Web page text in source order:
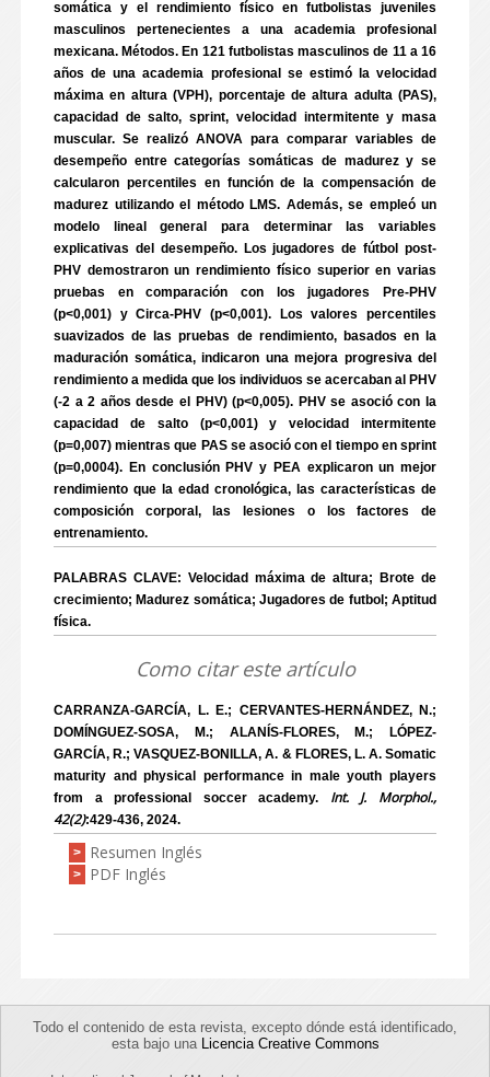
somática y el rendimiento físico en futbolistas juveniles
masculinos pertenecientes a una academia profesional
mexicana. Métodos. En 121 futbolistas masculinos de 11 a 16
años de una academia profesional se estimó la velocidad
máxima en altura (VPH), porcentaje de altura adulta (PAS),
capacidad de salto, sprint, velocidad intermitente y masa
muscular. Se realizó ANOVA para comparar variables de
desempeño entre categorías somáticas de madurez y se
calcularon percentiles en función de la compensación de
madurez utilizando el método LMS. Además, se empleó un
modelo lineal general para determinar las variables
explicativas del desempeño. Los jugadores de fútbol post-
PHV demostraron un rendimiento físico superior en varias
pruebas en comparación con los jugadores Pre-PHV
(p<0,001) y Circa-PHV (p<0,001). Los valores percentiles
suavizados de las pruebas de rendimiento, basados en la
maduración somática, indicaron una mejora progresiva del
rendimiento a medida que los individuos se acercaban al PHV
(-2 a 2 años desde el PHV) (p<0,005). PHV se asoció con la
capacidad de salto (p<0,001) y velocidad intermitente
(p=0,007) mientras que PAS se asoció con el tiempo en sprint
(p=0,0004). En conclusión PHV y PEA explicaron un mejor
rendimiento que la edad cronológica, las características de
composición corporal, las lesiones o los factores de
entrenamiento.
PALABRAS CLAVE: Velocidad máxima de altura; Brote de
crecimiento; Madurez somática; Jugadores de futbol; Aptitud
física.
Como citar este artículo
CARRANZA-GARCÍA, L. E.; CERVANTES-HERNÁNDEZ, N.;
DOMÍNGUEZ-SOSA, M.; ALANÍS-FLORES, M.; LÓPEZ-
GARCÍA, R.; VASQUEZ-BONILLA, A. & FLORES, L. A. Somatic
maturity and physical performance in male youth players
from a professional soccer academy. Int. J. Morphol.,
42(2):429-436, 2024.
> Resumen Inglés
> PDF Inglés
Todo el contenido de esta revista, excepto dónde está identificado,
esta bajo una Licencia Creative Commons